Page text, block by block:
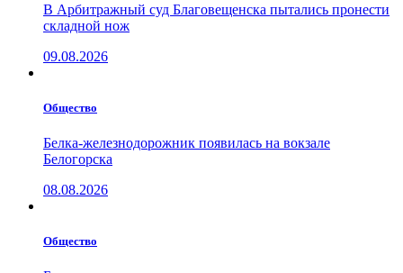
В Арбитражный суд Благовещенска пытались пронести
складной нож
09.08.2026
Общество
Белка-железнодорожник появилась на вокзале
Белогорска
08.08.2026
Общество